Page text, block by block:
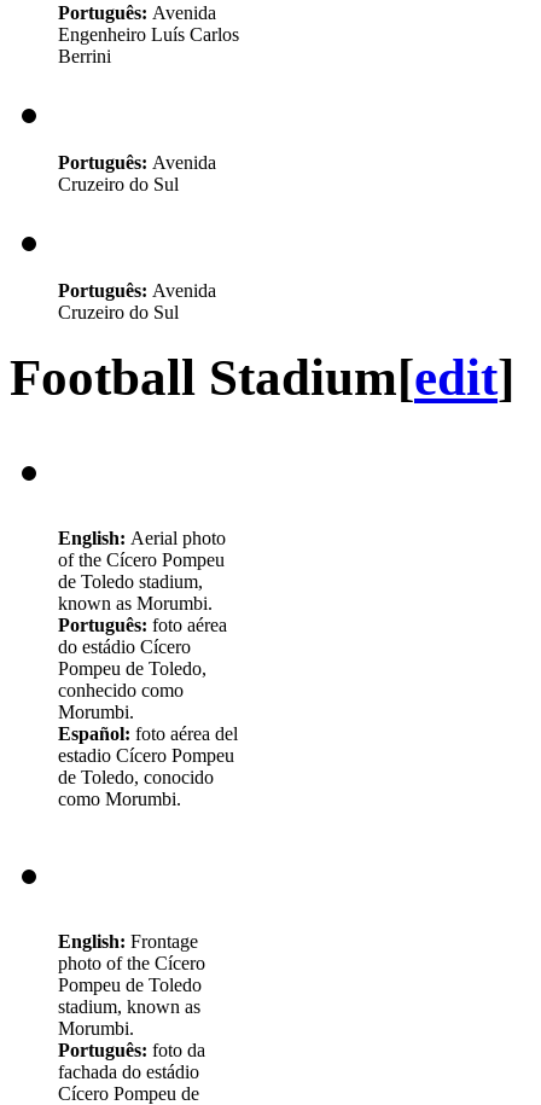
Português: Avenida
Engenheiro Luís Carlos
Berrini
Português: Avenida
Cruzeiro do Sul
Português: Avenida
Cruzeiro do Sul
Football Stadium[edit]
English: Aerial photo
of the Cícero Pompeu
de Toledo stadium,
known as Morumbi.
Português: foto aérea
do estádio Cícero
Pompeu de Toledo,
conhecido como
Morumbi.
Español: foto aérea del
estadio Cícero Pompeu
de Toledo, conocido
como Morumbi.
English: Frontage
photo of the Cícero
Pompeu de Toledo
stadium, known as
Morumbi.
Português: foto da
fachada do estádio
Cícero Pompeu de